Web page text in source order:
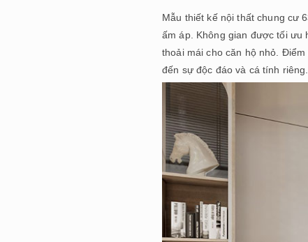
Mẫu thiết kế nội thất chung cư
ấm áp. Không gian được tối ưu
thoải mái cho căn hộ nhỏ.
đến sự độc đáo và cá tính riêng.